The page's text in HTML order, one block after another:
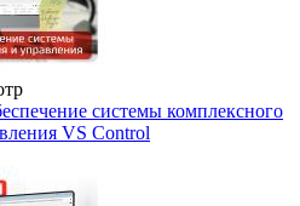
системы комплексного
VS Control